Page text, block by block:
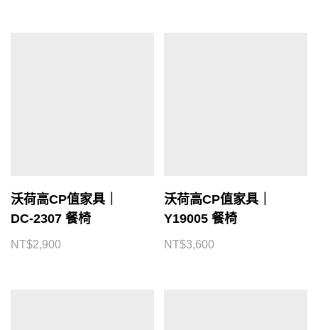
沃荷高CP值家具｜
DC-2307 餐椅
NT$2,900
沃荷高CP值家具｜
Y19005 餐椅
NT$3,600